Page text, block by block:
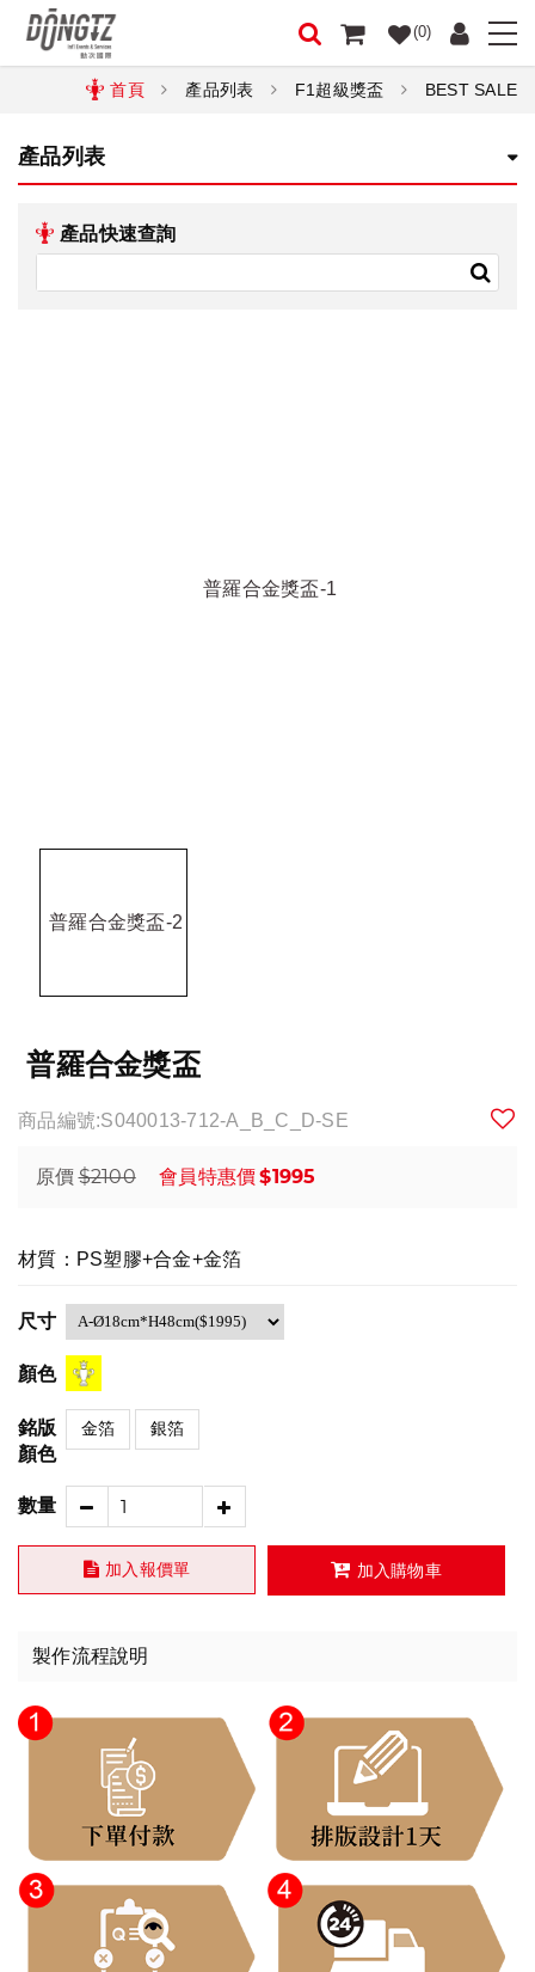
(0)
首頁 產品列表 F1超級獎盃 BEST SALE
產品列表
產品快速查詢
普羅合金獎盃
商品編號:S040013-712-A_B_C_D-SE
原價 $2100 會員特惠價$1995
材質：PS塑膠+合金+金箔
尺寸
顏色
銘版
顏色
金箔 銀箔
數量
加入報價單 加入購物車
製作流程說明